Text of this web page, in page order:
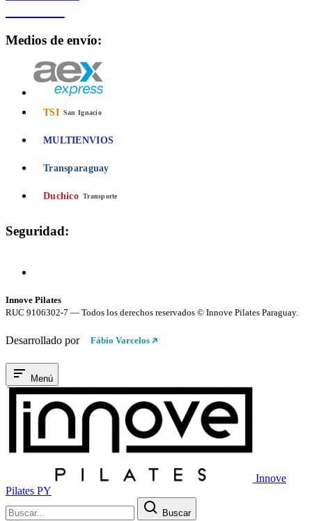
Medios de envío:
TSI San Ignacio
MULTIENVIOS
Transparaguay
Duchico Transporte
Seguridad:
Innove Pilates
RUC 9106302-7 — Todos los derechos reservados © Innove Pilates Paraguay.
Desarrollado por Fábio Varcelos
Menú
Innove
Pilates PY
Buscar